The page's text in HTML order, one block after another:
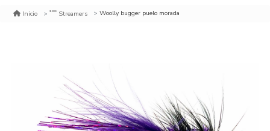
Inicio Streamers Woolly bugger puelo morada